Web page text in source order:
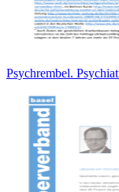
Psychrembel.